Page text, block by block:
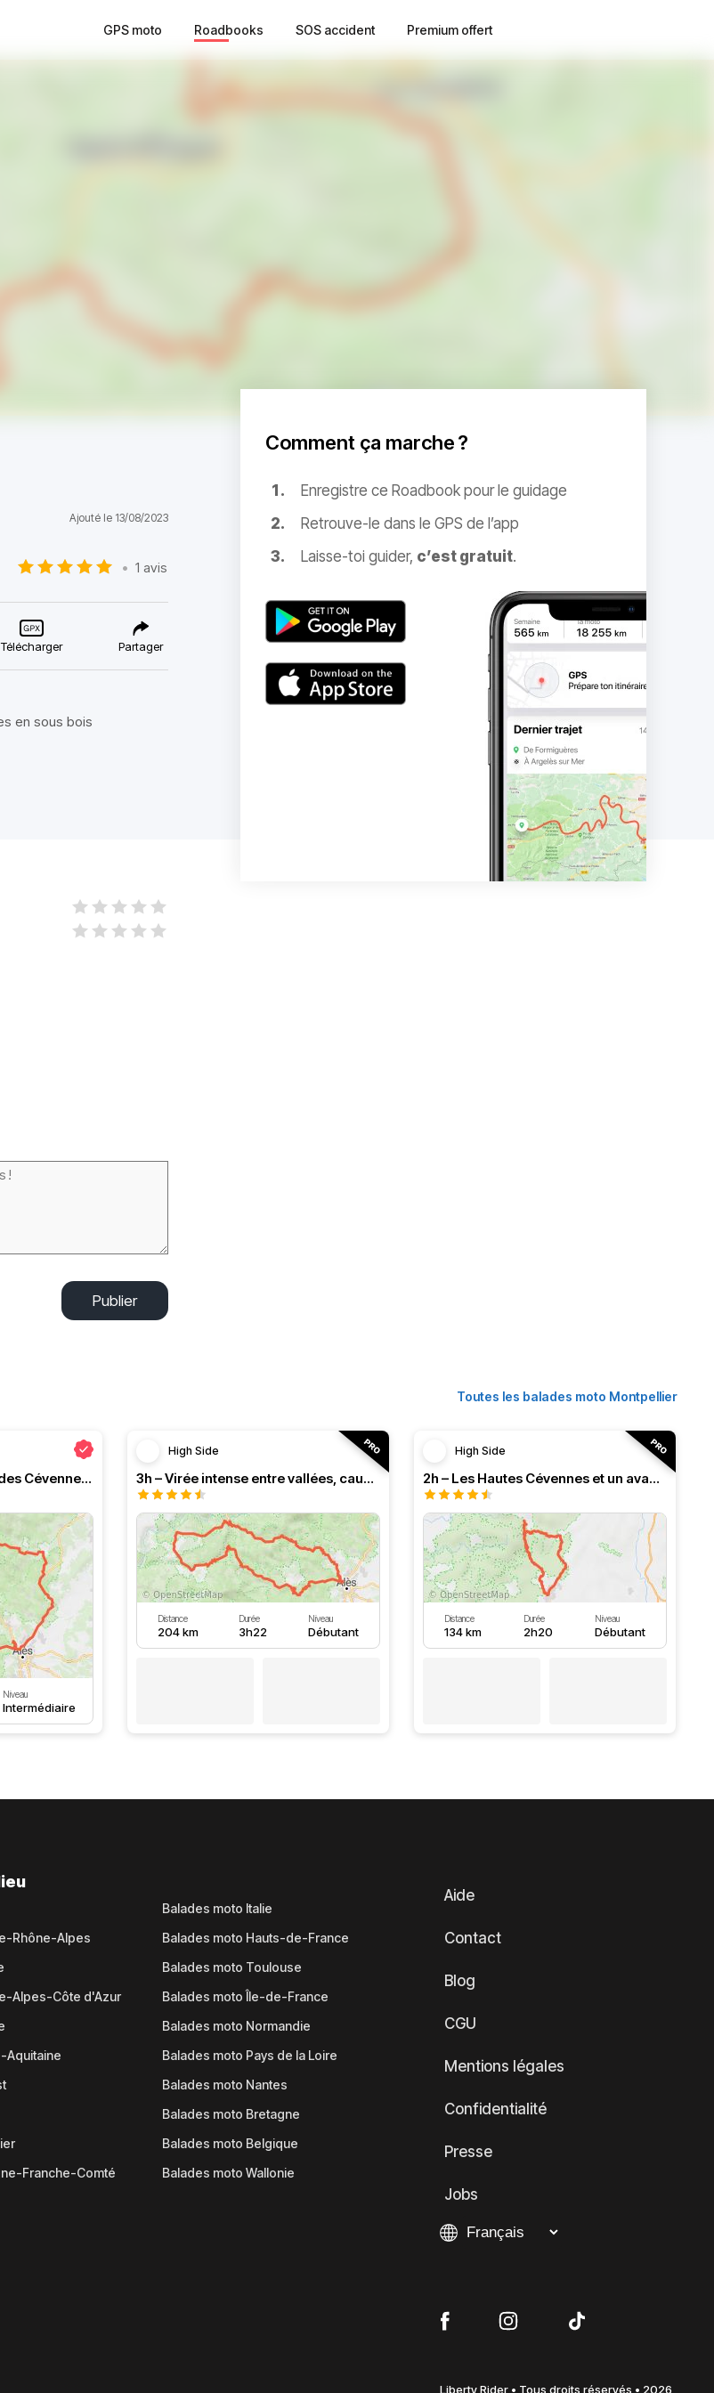
GPS moto Roadbooks SOS accident Premium offert
Ajouté le 13/08/2023
• 1 avis
Télécharger Partager
en sous bois
Comment ça marche ?
Enregistre ce Roadbook pour le guidage
Retrouve-le dans le GPS de l’app
Laisse-toi guider, c’est gratuit.
Publier
Toutes les balades moto Montpellier
Le PRESQUE classique des Cévennes par Greg
Niveau
Intermédiaire
High Side
3h – Virée intense entre vallées, causses et monts (HSRF24)
Distance
204 km
Durée
3h22
Niveau
Débutant
High Side
2h – Les Hautes Cévennes et un avant-goût d'Ardèche (HSRF24)
Distance
134 km
Durée
2h20
Niveau
Débutant
Rhône-Alpes
Alpes-Côte d'Azur
Aquitaine
Franche-Comté
Balades moto Italie
Balades moto Hauts-de-France
Balades moto Toulouse
Balades moto Île-de-France
Balades moto Normandie
Balades moto Pays de la Loire
Balades moto Nantes
Balades moto Bretagne
Balades moto Belgique
Balades moto Wallonie
Aide
Contact
Blog
CGU
Mentions légales
Confidentialité
Presse
Jobs
Liberty Rider • Tous droits réservés • 2026